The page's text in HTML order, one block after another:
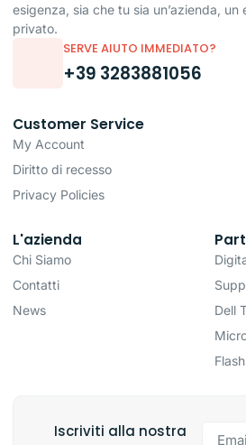
esigenza, sia che tu sia un’azienda,
privato.
SERVE AIUTO IMMEDIATO?
+39 3283881056
Customer Service
My Account
Diritto di recesso
Privacy Policies
L'azienda
Chi Siamo
Contatti
News
Dell
Iscriviti alla nostra